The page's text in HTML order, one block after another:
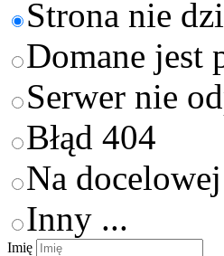
Strona nie
Domane jest
Serwer nie
Błąd 404
Na
Inny ...
Imię